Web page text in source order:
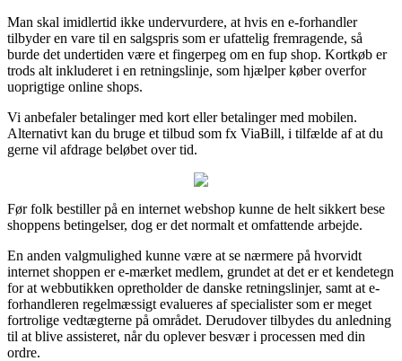
Man skal imidlertid ikke undervurdere, at hvis en e-forhandler
tilbyder en vare til en salgspris som er ufattelig fremragende, så
burde det undertiden være et fingerpeg om en fup shop. Kortkøb er
trods alt inkluderet i en retningslinje, som hjælper køber overfor
uoprigtige online shops.
Vi anbefaler betalinger med kort eller betalinger med mobilen.
Alternativt kan du bruge et tilbud som fx ViaBill, i tilfælde af at du
gerne vil afdrage beløbet over tid.
Før folk bestiller på en internet webshop kunne de helt sikkert bese
shoppens betingelser, dog er det normalt et omfattende arbejde.
En anden valgmulighed kunne være at se nærmere på hvorvidt
internet shoppen er e-mærket medlem, grundet at det er et kendetegn
for at webbutikken opretholder de danske retningslinjer, samt at e-
forhandleren regelmæssigt evalueres af specialister som er meget
fortrolige vedtægterne på området. Derudover tilbydes du anledning
til at blive assisteret, når du oplever besvær i processen med din
ordre.